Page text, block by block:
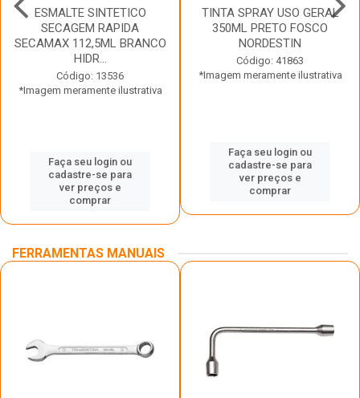
ESMALTE SINTETICO
SECAGEM RAPIDA
SECAMAX 112,5ML BRANCO
HIDR...
Código: 13536
*Imagem meramente ilustrativa
Faça seu login ou
cadastre-se para
ver preços e
comprar
TINTA SPRAY USO GERAL
350ML PRETO FOSCO
NORDESTIN
Código: 41863
*Imagem meramente ilustrativa
Faça seu login ou
cadastre-se para
ver preços e
comprar
FERRAMENTAS MANUAIS